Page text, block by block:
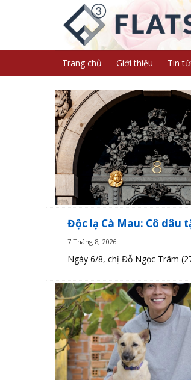
Trang chủ Giới thiệu Tin
Độc lạ Cà Mau: Cô dâu
7 Tháng 8, 2026
Ngày 6/8, chị Đỗ Ngọc Trâm